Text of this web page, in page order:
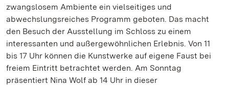
zwangslosem Ambiente ein vielseitiges und
abwechslungsreiches Programm geboten. Das macht
den Besuch der Ausstellung im Schloss zu einem
interessanten und außergewöhnlichen Erlebnis. Von 11
bis 17 Uhr können die Kunstwerke auf eigene Faust bei
freiem Eintritt betrachtet werden. Am Sonntag
präsentiert Nina Wolf ab 14 Uhr in dieser